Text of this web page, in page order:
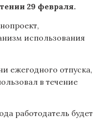
29 февраля.
использования
ежегодного отпуска,
в течение
работодатель будет